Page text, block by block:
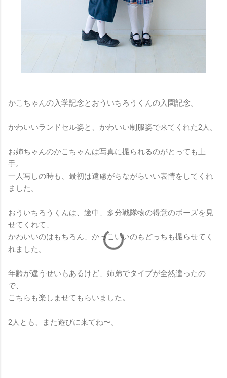
かこちゃんの入学記念とおういちろうくんの入園記念。
かわいいランドセル姿と、かわいい制服姿で来てくれた2人。
お姉ちゃんのかこちゃんは写真に撮られるのがとっても上
手。
一人写しの時も、最初は遠慮がちながらいい表情をしてくれ
ました。
おういちろうくんは、途中、多分戦隊物の得意のポーズを見
せてくれて、
かわいいのはもちろん、かっこいいのもどっちも撮らせてく
れました。
年齢が違うせいもあるけど、姉弟でタイプが全然違ったの
で、
こちらも楽しませてもらいました。
2人とも、また遊びに来てね〜。